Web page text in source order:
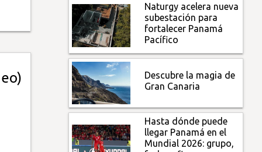
Naturgy acelera nueva
subestación para
fortalecer Panamá
Pacífico
Descubre la magia de
Gran Canaria
Hasta dónde puede
llegar Panamá en el
Mundial 2026: grupo,